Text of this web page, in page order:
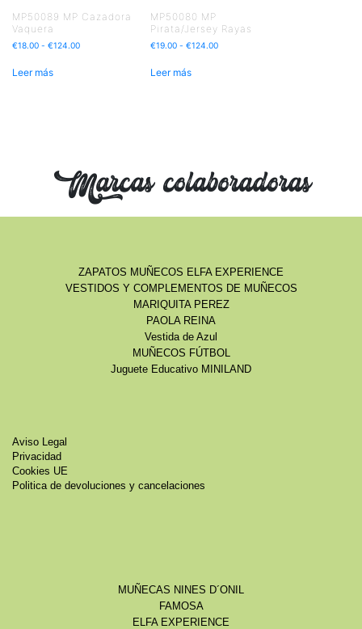
MP50089 MP Cazadora
Vaquera
€18.00 - €124.00
Leer más
MP50080 MP
Pirata/Jersey Rayas
€19.00 - €124.00
Leer más
Marcas colaboradoras
ZAPATOS MUÑECOS ELFA EXPERIENCE
VESTIDOS Y COMPLEMENTOS DE MUÑECOS
MARIQUITA PEREZ
PAOLA REINA
Vestida de Azul
MUÑECOS FÚTBOL
Juguete Educativo MINILAND
Aviso Legal
Privacidad
Cookies UE
Politica de devoluciones y cancelaciones
MUÑECAS NINES D´ONIL
FAMOSA
ELFA EXPERIENCE